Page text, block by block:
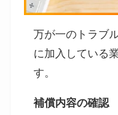
万が一のトラブ
に加入している
す。
補償内容の確認